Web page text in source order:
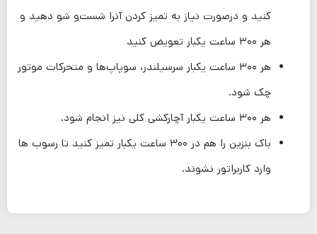
کنید و درصورت نیاز به تمیز کردن آنرا شست‌و شو دهید و
هر ۳۰۰ ساعت یکبار تعویض کنید
هر ۳۰۰ ساعت یکبار سرسیلندر، سوپاپ‌ها و متحرکات موتور
چک شود.
هر ۳۰۰ ساعت یکبار آچارکشی کلی نیز انجام شود.
باک بنزین را هم در ۳۰۰ ساعت یکبار تمیز کنید تا رسوب ها
وارد کاربراتور نشوند.